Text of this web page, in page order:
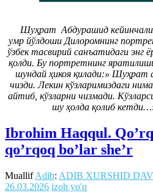
Шуҳрат Абдурашид
умр йўлдоши Дилоромнинг
ўзбек тасвирий санъатидаги энг
қолди. Бу портретнинг
шундай ҳикоя қилади:»
чизди. Лекин кўзларимиздаги
айтиб, кўзларни чизмади.
шу ҳолда қолиб
Ibrohim Haqqul.
qo’rqoq bo’lar she’r
MuallifAdib: ADIB XURSHID
26.03.2026 izoh yo'q